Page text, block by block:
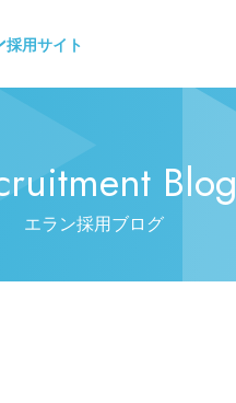
採用サイト
Blog
エラン採用ブログ